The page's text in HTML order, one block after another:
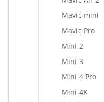
Mavic mini
Mavic Pro
Mini 2
Mini 3
Mini 4 Pro
Mini 4K